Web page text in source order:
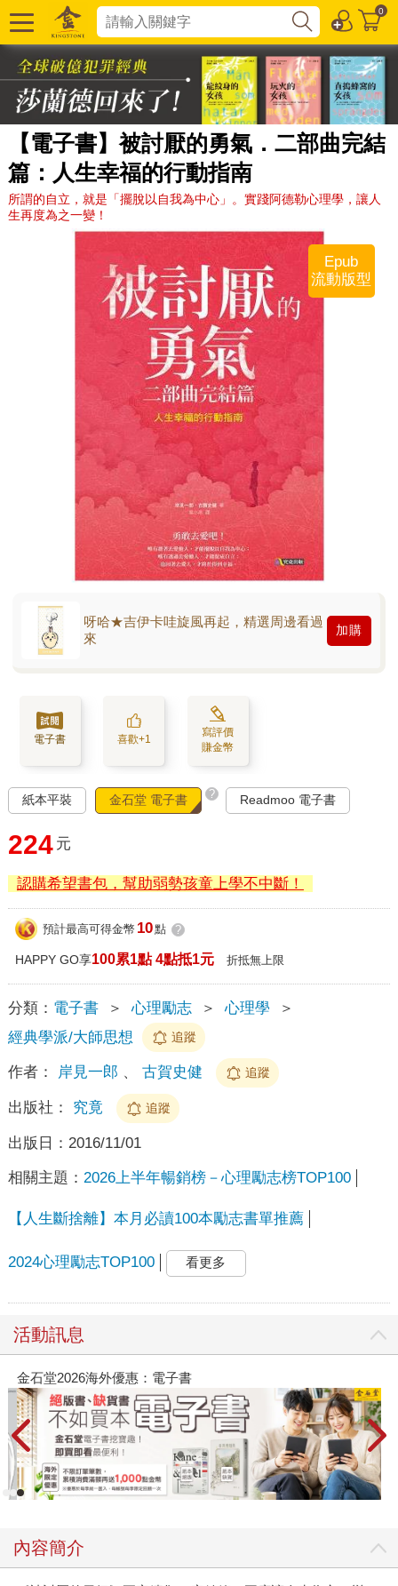
0
【電子書】被討厭的勇氣．二部曲完結
篇：人生幸福的行動指南
所謂的自立，就是「擺脫以自我為中心」。實踐阿德勒心理學，讓人
生再度為之一變！
Epub
流動版型
呀哈★吉伊卡哇旋風再起，精選周邊看過
來
加購
電子書 喜歡+1
寫評價
賺金幣
紙本平裝 金石堂 電子書 ? Readmoo 電子書
224 元
認購希望書包，幫助弱勢孩童上學不中斷！
預計最高可得金幣 10點 ?
HAPPY GO享100累1點 4點抵1元 折抵無上限
分類： 電子書 ＞ 心理勵志 ＞ 心理學
＞
經典學派/大師思想
追蹤
作者： 岸見一郎 、 古賀史健 追蹤
出版社： 究竟 追蹤
出版日： 2016/11/01
相關主題： 2026上半年暢銷榜－心理勵志榜TOP100
【人生斷捨離】本月必讀100本勵志書單推薦
2024心理勵志TOP100 看更多
活動訊息
金石堂2026海外優惠：電子書
內容簡介